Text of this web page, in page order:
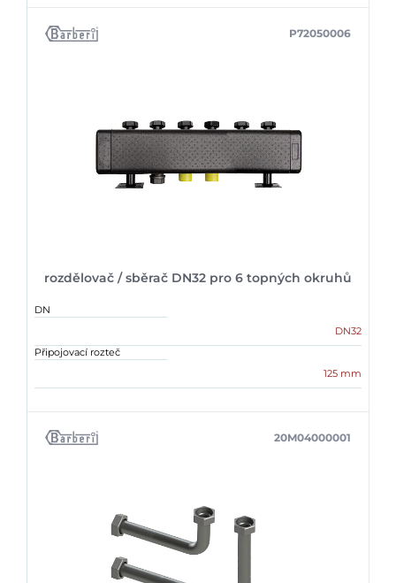
rozdělovač / sběrač DN32 pro 6 topných okruhů
P72050006
DN
DN32
Připojovací rozteč
125 mm
20M04000001